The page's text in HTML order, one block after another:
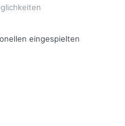
eingespielten